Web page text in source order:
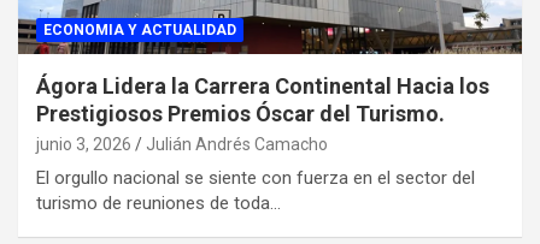
ECONOMIA Y ACTUALIDAD
Ágora Lidera la Carrera Continental Hacia los
Prestigiosos Premios Óscar del Turismo.
junio 3, 2026 Julián Andrés Camacho
El orgullo nacional se siente con fuerza en el sector del
turismo de reuniones de toda…